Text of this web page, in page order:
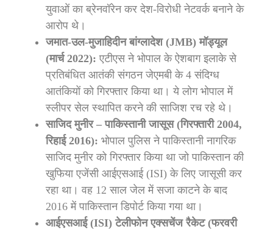
युवाओं का ब्रेनवॉरेन कर देश-विरोधी नेटवर्क बनाने के
आरोप थे।
जमात-उल-मुजाहिदीन बांग्लादेश (JMB) मॉड्यूल
(मार्च 2022): एटीएस ने भोपाल के ऐशबाग इलाके से
प्रतिबंधित आतंकी संगठन जेएमबी के 4 संदिग्ध
आतंकियों को गिरफ्तार किया था। ये लोग भोपाल में
स्लीपर सेल स्थापित करने की साजिश रच रहे थे।
साजिद मुनीर – पाकिस्तानी जासूस (गिरफ्तारी 2004,
रिहाई 2016): भोपाल पुलिस ने पाकिस्तानी नागरिक
साजिद मुनीर को गिरफ्तार किया था जो पाकिस्तान की
खुफिया एजेंसी आईएसआई (ISI) के लिए जासूसी कर
रहा था। वह 12 साल जेल में सजा काटने के बाद
2016 में पाकिस्तान डिपोर्ट किया गया था।
आईएसआई (ISI) टेलीफोन एक्सचेंज रैकेट (फरवरी